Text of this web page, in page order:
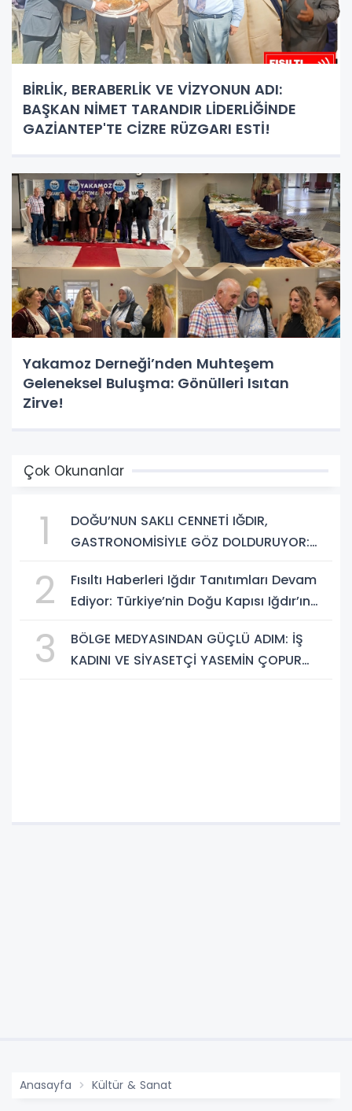
BİRLİK, BERABERLİK VE VİZYONUN ADI:
BAŞKAN NİMET TARANDIR LİDERLİĞİNDE
GAZİANTEP'TE CİZRE RÜZGARI ESTİ!
Yakamoz Derneği’nden Muhteşem
Geleneksel Buluşma: Gönülleri Isıtan
Zirve!
Çok Okunanlar
1
DOĞU’NUN SAKLI CENNETİ IĞDIR,
GASTRONOMİSİYLE GÖZ DOLDURUYOR:
BULUŞMA NOKTASI
2
Fısıltı Haberleri Iğdır Tanıtımları Devam
Ediyor: Türkiye’nin Doğu Kapısı Iğdır’ın
3
BÖLGE MEDYASINDAN GÜÇLÜ ADIM: İŞ
KADINI VE SİYASETÇİ YASEMİN ÇOPUR
Anasayfa Kültür & Sanat